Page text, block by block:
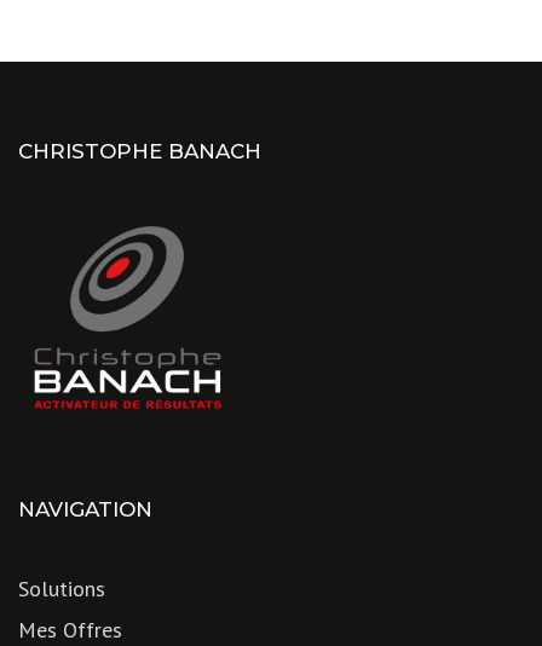
CHRISTOPHE BANACH
NAVIGATION
Solutions
Mes Offres